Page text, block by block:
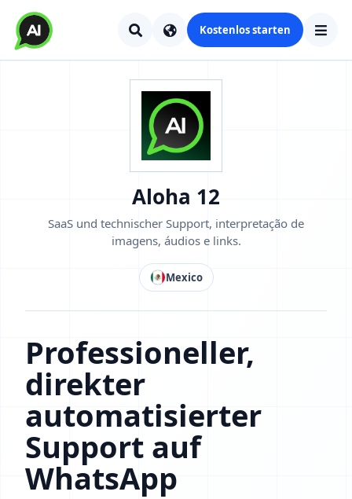
Kostenlos starten
Aloha 12
SaaS und technischer Support, interpretação de
imagens, áudios e links.
Mexico
Professioneller,
direkter
automatisierter
Support auf
WhatsApp